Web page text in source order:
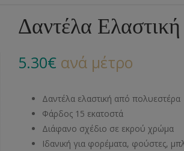
Αξεσουάρ
Φυτίλια- Κορδόνια
Διάφορες Τρέσες
Πουκαμίσου
Στρας
Μοντγκόμερι
Άλλα Υλικά
Δαντέλα
5.30€ ανά μέτρο
Δαντέλα ελαστική από πολυεστέρα
Φάρδος 15 εκατοστά
Διάφανο σχέδιο σε εκρού χρώμα
Ιδανική για φορέματα, φούστες,